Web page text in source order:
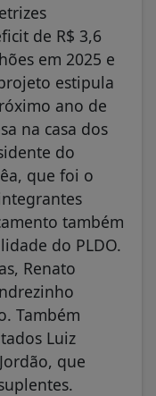
de R$ 3,6
em 2025 e
estipula
ano de
na casa dos
do
que foi o
também
do PLDO.
Renato
Também
Luiz
que